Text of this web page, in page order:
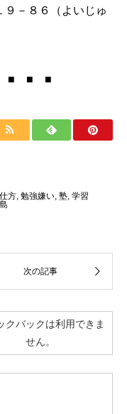
－８６（よいじゅ
■ ■ ■
方, 勉強嫌い, 塾, 学習
クバックは利用できま
せん。